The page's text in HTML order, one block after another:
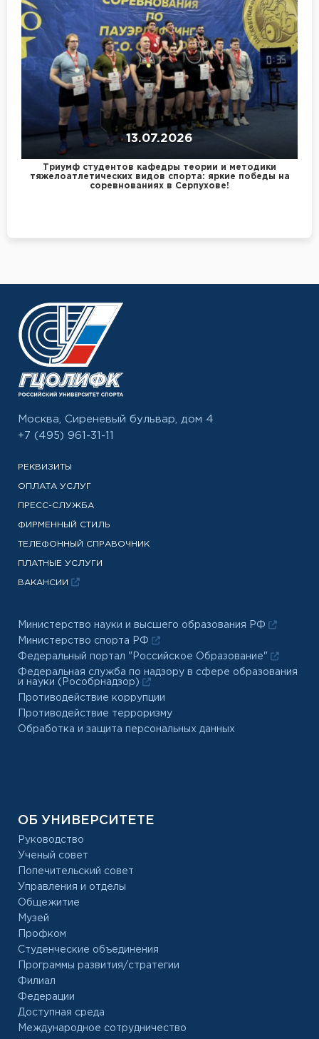
13.07.2026
Триумф студентов кафедры теории и методики
тяжелоатлетических видов спорта: яркие победы на
соревнованиях в Серпухове!
Москва, Сиреневый бульвар, дом 4
+7 (495) 961-31-11
РЕКВИЗИТЫ
ОПЛАТА УСЛУГ
ПРЕСС-СЛУЖБА
ФИРМЕННЫЙ СТИЛЬ
ТЕЛЕФОННЫЙ СПРАВОЧНИК
ПЛАТНЫЕ УСЛУГИ
ВАКАНСИИ
Министерство науки и высшего образования РФ
Министерство спорта РФ
Федеральный портал "Российское Образование"
Федеральная служба по надзору в сфере образования
и науки (Рособрнадзор)
Противодействие коррупции
Противодействие терроризму
Обработка и защита персональных данных
ОБ УНИВЕРСИТЕТЕ
Руководство
Ученый совет
Попечительский совет
Управления и отделы
Общежитие
Музей
Профком
Студенческие объединения
Программы развития/стратегии
Филиал
Федерации
Доступная среда
Международное сотрудничество